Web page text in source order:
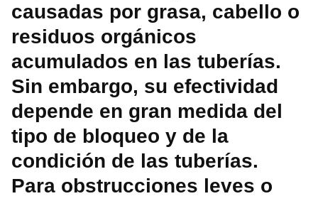
causadas por grasa, cabello o
residuos orgánicos
acumulados en las tuberías.
Sin embargo, su efectividad
depende en gran medida del
tipo de bloqueo y de la
condición de las tuberías.
Para obstrucciones leves o